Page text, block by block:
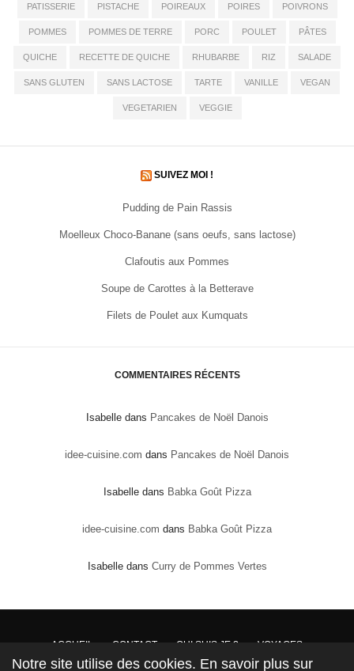
PATISSERIE PISTACHE POIREAUX POIRES POIVRONS
POMMES POMMES DE TERRE PORC POULET PÂTES
QUICHE RECETTE DE QUICHE RHUBARBE RIZ SALADE
SANS GLUTEN SANS LACTOSE TARTE VANILLE VEGAN
VEGETARIEN VEGGIE
SUIVEZ MOI !
Pudding de Pain Rassis
Moelleux Choco-Banane (sans oeufs, sans lactose)
Clafoutis aux Pommes
Soupe de Carottes à la Betterave
Filets de Poulet aux Kumquats
COMMENTAIRES RÉCENTS
Isabelledans Pancakes de Noël Danois
idee-cuisine.com dans Pancakes de Noël Danois
Isabelledans Babka Goût Pizza
idee-cuisine.com dans Babka Goût Pizza
Isabelledans Curry de Pommes Vertes
ACCUEIL CONTACT QUI SUIS JE ? VOYAGES
DROITS DE PROPRIÉTÉ : Conformément à la loi, les textes, recettes et photos sont la
Notre site utilise des cookies. En savoir plus sur